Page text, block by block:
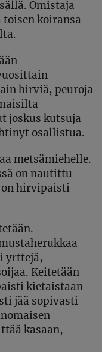
Omistaja
toisen koiransa
hirviä, peuroja
joskus kutsuja
osallistua.
metsämiehelle.
on nautittu
hirvipaisti
yrttejä,
Keitetään
kietaistaan
jää sopivasti
kasaan,